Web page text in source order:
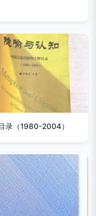
录（1980-2004）